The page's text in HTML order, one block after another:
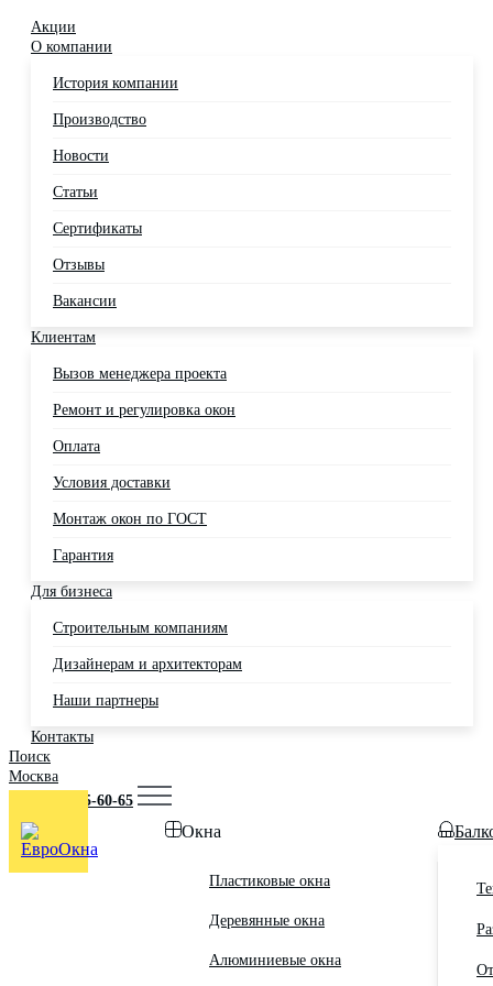
Акции
О компании
История компании
Производство
Новости
Статьи
Сертификаты
Отзывы
Вакансии
Клиентам
Вызов менеджера проекта
Ремонт и регулировка окон
Оплата
Условия доставки
Монтаж окон по ГОСТ
Гарантия
Для бизнеса
Строительным компаниям
Дизайнерам и архитекторам
Наши партнеры
Контакты
Поиск
Москва
+7 (495) 725-60-65
Окна
Пластиковые окна
Деревянные окна
Алюминиевые окна